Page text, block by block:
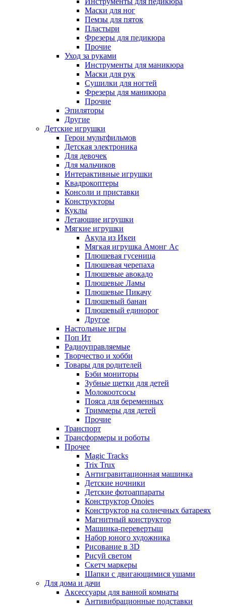
Маски для ног
Пемзы для пяток
Пластыри
Фрезеры для педикюра
Прочие
Уход за руками
Инструменты для маникюра
Маски для рук
Сушилки для ногтей
Фрезеры для маникюра
Прочие
Эпиляторы
Другие
Детские игрушки
Герои мультфильмов
Детская электроника
Для девочек
Для мальчиков
Интерактивные игрушки
Квадрокоптеры
Консоли и приставки
Конструкторы
Куклы
Летающие игрушки
Мягкие игрушки
Акула из Икеи
Мягкая игрушка Амонг Ас
Плюшевая гусеница
Плюшевая черепаха
Плюшевые авокадо
Плюшевые Ламы
Плюшевые Пикачу
Плюшевый банан
Плюшевый единорог
Другое
Настольные игры
Поп Ит
Радиоуправляемые
Творчество и хобби
Товары для родителей
Бэби мониторы
Зубные щетки для детей
Молокоотсосы
Пояса для беременных
Триммеры для детей
Прочие
Транспорт
Трансформеры и роботы
Прочее
Magic Tracks
Trix Trux
Антигравитационная машинка
Детские ночники
Детские фотоаппараты
Конструктор Onoies
Конструктор на солнечных батареях
Магнитный конструктор
Машинка-перевертыш
Набор юного художника
Рисование в 3D
Рисуй светом
Скетч маркеры
Шапки с двигающимися ушами
Для дома и дачи
Аксессуары для ванной комнаты
Антивибрационные подставки